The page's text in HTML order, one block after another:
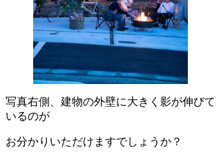
写真右側、建物の外壁に大きく影が伸びて
いるのが
お分かりいただけますでしょうか？